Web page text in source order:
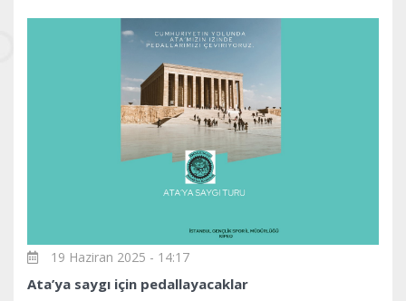
19 Haziran 2025 - 14:17
Ata’ya saygı için pedallayacaklar